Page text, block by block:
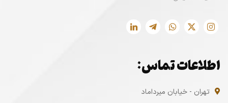
اطلاعات تماس:
تهران - خیابان میرداماد